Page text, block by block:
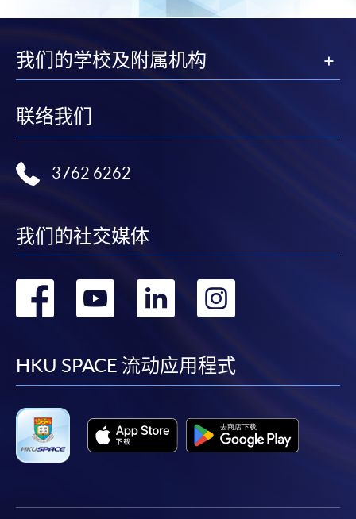
我们的学校及附属机构
联络我们
3762 6262
我们的社交媒体
转
facebook
转
youtube
转
linkedin
HKU SPACE 流动应用程式